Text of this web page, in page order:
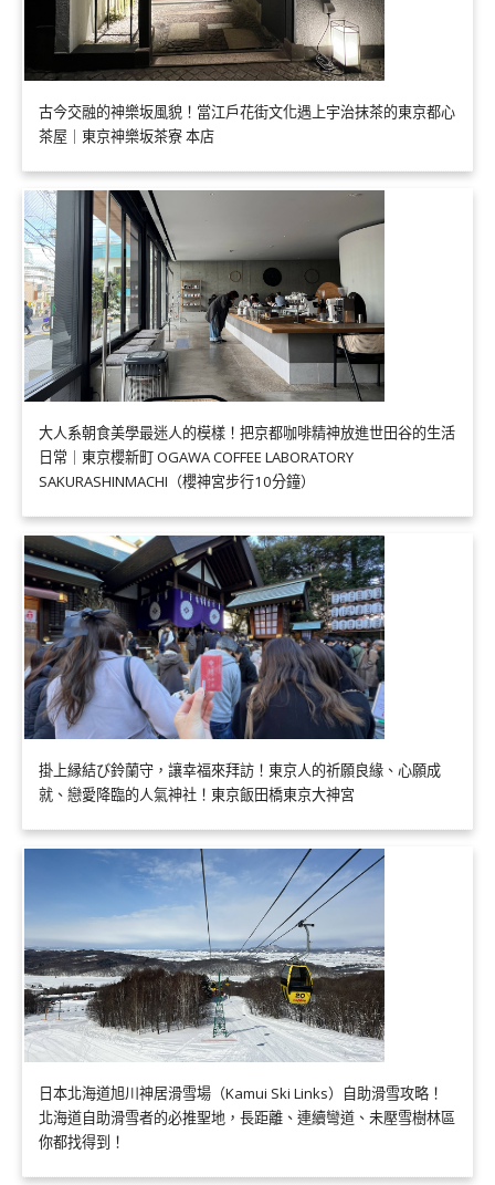
古今交融的神樂坂風貌！當江戶花街文化遇上宇治抹茶的東京都心
茶屋｜東京神樂坂茶寮 本店
大人系朝食美學最迷人的模樣！把京都咖啡精神放進世田谷的生活
日常｜東京櫻新町 OGAWA COFFEE LABORATORY
SAKURASHINMACHI（櫻神宮步行10分鐘）
掛上縁結び鈴蘭守，讓幸福來拜訪！東京人的祈願良緣、心願成
就、戀愛降臨的人氣神社！東京飯田橋東京大神宮
日本北海道旭川神居滑雪場（Kamui Ski Links）自助滑雪攻略！
北海道自助滑雪者的必推聖地，長距離、連續彎道、未壓雪樹林區
你都找得到！